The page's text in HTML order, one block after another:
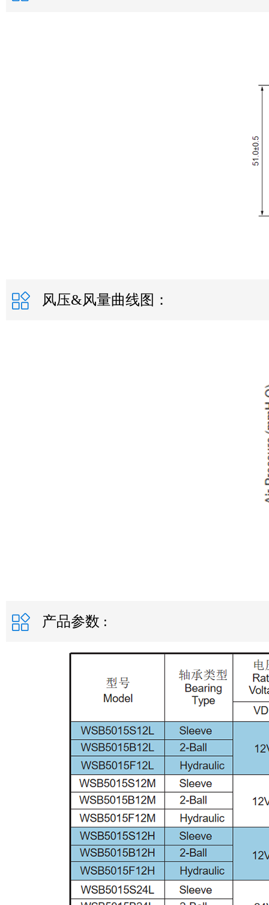
风压&风量曲线图：
产品参数 :